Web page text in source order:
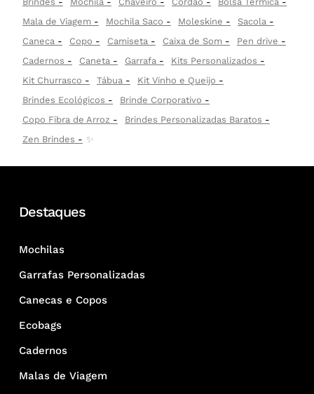
Mala de Viagem
Mochila Saco Moleskine
Sacola
Caneca
Copo Camiseta Caixa de Som
Pen drive
Cadernos
Caneta Garrafa
Kits Personalizados
Kit Churrasco
Tábua
Kit Vinho e Queijo
Brindes Ecológicos
Brinde Corporativo
Copo Fibra de Arroz
Brindes Personalizadas Baratos
Zen Brindes
✨
Destaques
Mochilas
Garrafas Personalizadas
Canecas e Copos
Ecobags
Cadernos
Malas de Viagem